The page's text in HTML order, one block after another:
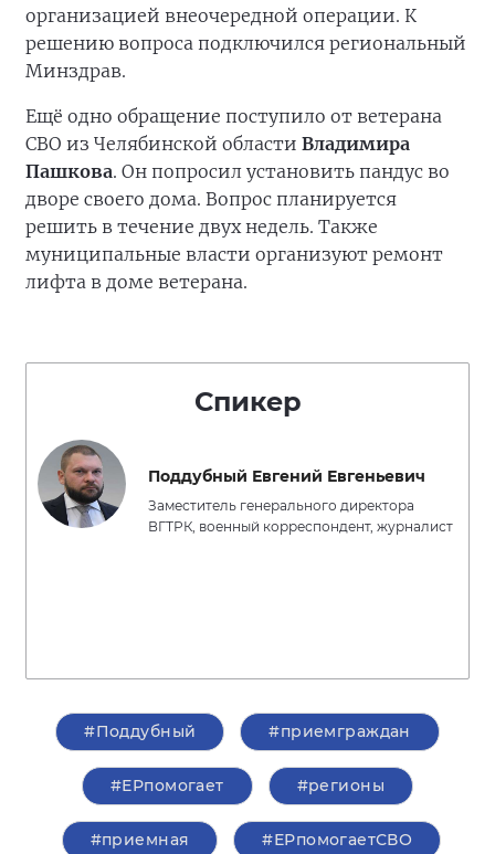
организацией внеочередной операции. К
решению вопроса подключился региональный
Минздрав.
Ещё одно обращение поступило от ветерана
СВО из Челябинской области Владимира
Пашкова. Он попросил установить пандус во
дворе своего дома. Вопрос планируется
решить в течение двух недель. Также
муниципальные власти организуют ремонт
лифта в доме ветерана.
Спикер
Поддубный Евгений Евгеньевич
Заместитель генерального директора
ВГТРК, военный корреспондент, журналист
#Поддубный #приемграждан
#ЕРпомогает #регионы
#приемная #ЕРпомогаетСВО